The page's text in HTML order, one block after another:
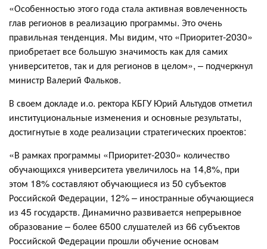
«Особенностью этого года стала активная вовлеченность
глав регионов в реализацию программы. Это очень
правильная тенденция. Мы видим, что «Приоритет-2030»
приобретает все большую значимость как для самих
университетов, так и для регионов в целом», – подчеркнул
министр Валерий Фальков.
В своем докладе и.о. ректора КБГУ Юрий Альтудов отметил
институциональные изменения и основные результаты,
достигнутые в ходе реализации стратегических проектов:
«В рамках программы «Приоритет-2030» количество
обучающихся университета увеличилось на 14,8%, при
этом 18% составляют обучающиеся из 50 субъектов
Российской Федерации, 12% – иностранные обучающиеся
из 45 государств. Динамично развивается непрерывное
образование – более 6500 слушателей из 66 субъектов
Российской Федерации прошли обучение основам